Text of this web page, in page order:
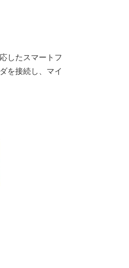
したスマートフ
を接続し、マイ